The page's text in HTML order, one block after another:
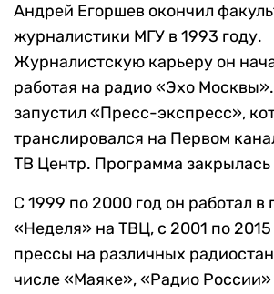
Андрей Егоршев окончил
журналистики МГУ в 1993 году.
Журналистскую карьеру он
работая на радио «Эхо
запустил «Пресс-экспресс»,
транслировался на Первом
ТВ Центр. Программа закрылась
С 1999 по 2000 год он работал в
«Неделя» на ТВЦ, с 2001 по 2015
прессы на различных
числе «Маяке», «Радио России»